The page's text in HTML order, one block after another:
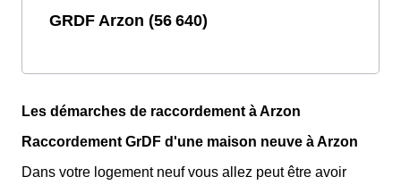
GRDF Arzon (56 640)
Les démarches de raccordement à Arzon
Raccordement GrDF d'une maison neuve à Arzon
Dans votre logement neuf vous allez peut être avoir